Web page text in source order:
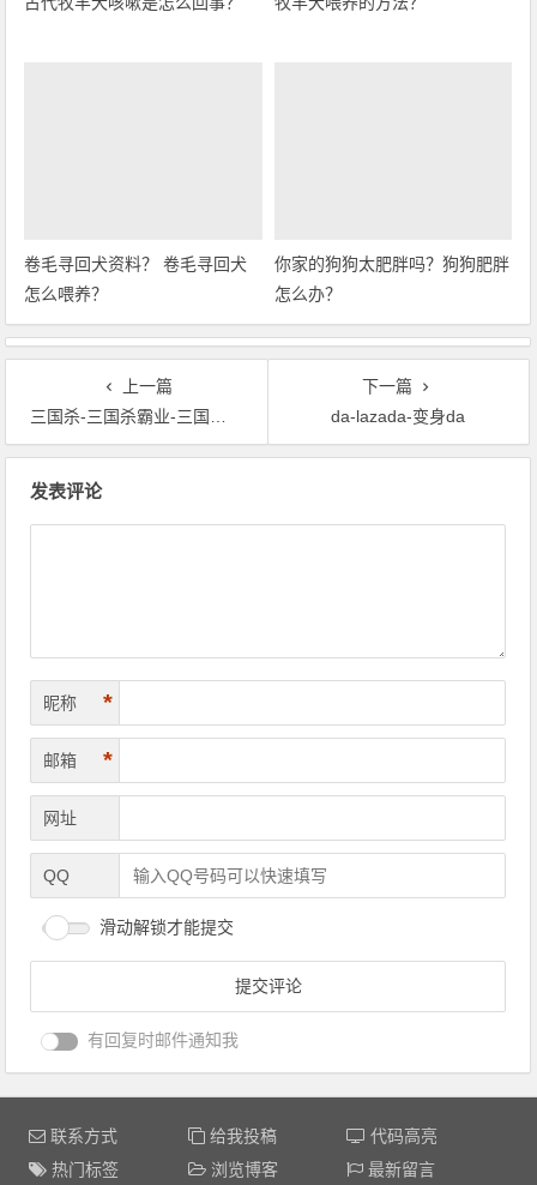
卷毛寻回犬资料？ 卷毛寻回犬
怎么喂养？
你家的狗狗太肥胖吗？狗狗肥胖
怎么办？
上一篇
三国杀-三国杀霸业-三国杀礼包
下一篇
da-lazada-变身da
发表评论
昵称 *
邮箱 *
网址
QQ
滑动解锁才能提交
有回复时邮件通知我
联系方式 给我投稿
代码高亮
热门标签
浏览博客 最新留言